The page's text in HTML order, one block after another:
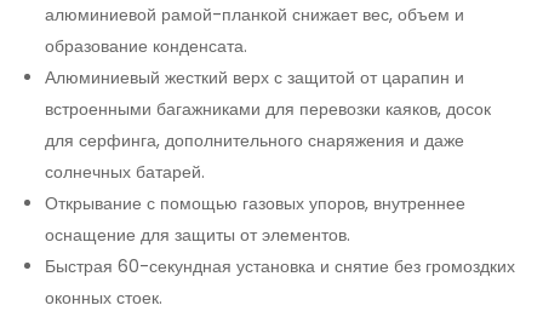
алюминиевой рамой-планкой снижает вес, объем и
образование конденсата.
Алюминиевый жесткий верх с защитой от царапин и
встроенными багажниками для перевозки каяков, досок
для серфинга, дополнительного снаряжения и даже
солнечных батарей.
Открывание с помощью газовых упоров, внутреннее
оснащение для защиты от элементов.
Быстрая 60-секундная установка и снятие без громоздких
оконных стоек.